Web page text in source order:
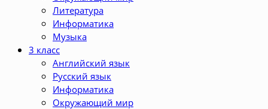
Литература
Информатика
Музыка
3 класс
Английский язык
Русский язык
Информатика
Окружающий мир